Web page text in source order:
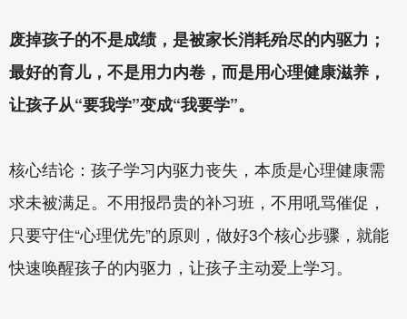
废掉孩子的不是成绩，是被家长消耗殆尽的内驱力；
最好的育儿，不是用力内卷，而是用心理健康滋养，
让孩子从“要我学”变成“我要学”。
核心结论：孩子学习内驱力丧失，本质是心理健康需
求未被满足。不用报昂贵的补习班，不用吼骂催促，
只要守住“心理优先”的原则，做好3个核心步骤，就能
快速唤醒孩子的内驱力，让孩子主动爱上学习。